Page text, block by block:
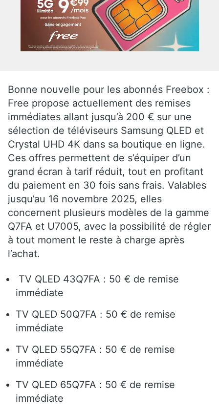
Bonne nouvelle pour les abonnés Freebox :
Free propose actuellement des remises
immédiates allant jusqu’à 200 € sur une
sélection de téléviseurs Samsung QLED et
Crystal UHD 4K dans sa boutique en ligne.
Ces offres permettent de s’équiper d’un
grand écran à tarif réduit, tout en profitant
du paiement en 30 fois sans frais. Valables
jusqu’au 16 novembre 2025, elles
concernent plusieurs modèles de la gamme
Q7FA et U7005, avec la possibilité de régler
à tout moment le reste à charge après
l’achat.
TV QLED 43Q7FA : 50 € de remise
immédiate
TV QLED 50Q7FA : 50 € de remise
immédiate
TV QLED 55Q7FA : 50 € de remise
immédiate
TV QLED 65Q7FA : 50 € de remise
immédiate